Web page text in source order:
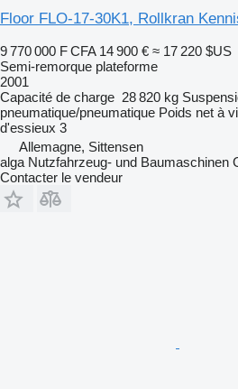
Floor FLO-17-30K1, Rollkran
9 770 000 F CFA 14 900 € ≈ 17 220 $US
Semi-remorque plateforme
2001
Capacité de charge 28 820 kg
pneumatique/pneumatique Poids net à
d'essieux 3
Allemagne, Sittensen
alga Nutzfahrzeug- und Baumaschinen
Contacter le vendeur